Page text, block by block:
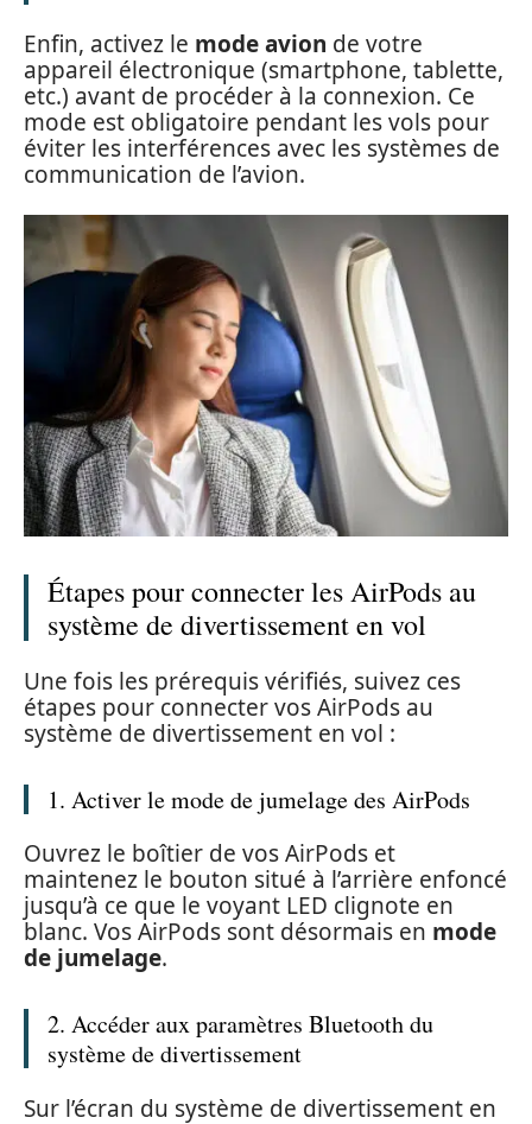
Enfin, activez le mode avion de votre
appareil électronique (smartphone, tablette,
etc.) avant de procéder à la connexion. Ce
mode est obligatoire pendant les vols pour
éviter les interférences avec les systèmes de
communication de l’avion.
Étapes pour connecter les AirPods au
système de divertissement en vol
Une fois les prérequis vérifiés, suivez ces
étapes pour connecter vos AirPods au
système de divertissement en vol :
1. Activer le mode de jumelage des AirPods
Ouvrez le boîtier de vos AirPods et
maintenez le bouton situé à l’arrière enfoncé
jusqu’à ce que le voyant LED clignote en
blanc. Vos AirPods sont désormais en mode
de jumelage.
2. Accéder aux paramètres Bluetooth du
système de divertissement
Sur l’écran du système de divertissement en